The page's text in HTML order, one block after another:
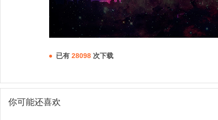
已有 28098 次下载
你可能还喜欢